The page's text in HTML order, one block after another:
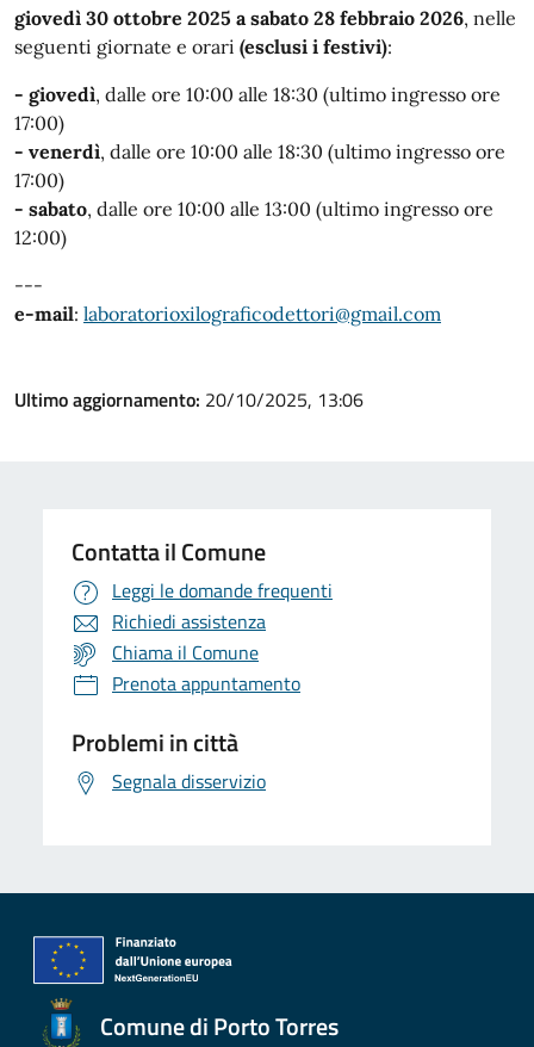
giovedì 30 ottobre 2025 a sabato 28 febbraio 2026, nelle
seguenti giornate e orari (esclusi i festivi):
- giovedì, dalle ore 10:00 alle 18:30 (ultimo ingresso ore
17:00)
- venerdì, dalle ore 10:00 alle 18:30 (ultimo ingresso ore
17:00)
- sabato, dalle ore 10:00 alle 13:00 (ultimo ingresso ore
12:00)
---
e-mail: laboratorioxilograficodettori@gmail.com
Ultimo aggiornamento: 20/10/2025, 13:06
Contatta il Comune
Leggi le domande frequenti
Richiedi assistenza
Chiama il Comune
Prenota appuntamento
Problemi in città
Segnala disservizio
Comune di Porto Torres